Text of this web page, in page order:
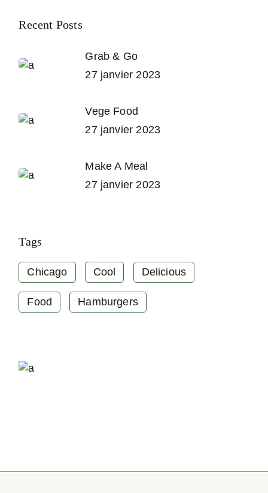
Recent Posts
Grab & Go
27 janvier 2023
Vege Food
27 janvier 2023
Make A Meal
27 janvier 2023
Tags
Chicago Cool Delicious
Food Hamburgers